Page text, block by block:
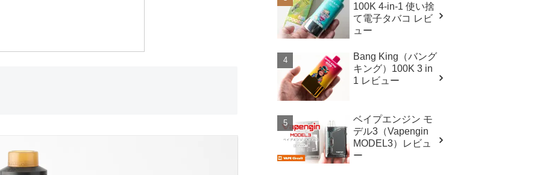
100K 4-in-1 使い捨
て電子タバコ レビ
ュー
Bang King（バング
キング）100K 3 in
1 レビュー
ベイプエンジン モ
デル3（Vapengin
MODEL3）レビュ
ー